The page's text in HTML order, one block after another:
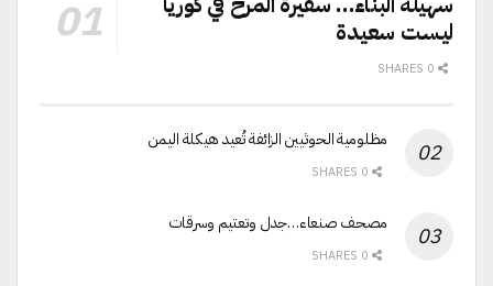
ليست سعيدة
مظلومية الحوثيين الزائفة تُعيد هيكلة اليمن
مصحف صنعاء…جدل وتعتيم وسرقات